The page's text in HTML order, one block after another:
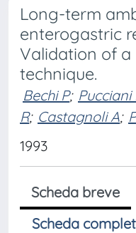
Long-term
enterogastric
Validation of
technique.
Bechi P; Pucciani
R; Castagnoli A;
1993
Scheda breve
Scheda